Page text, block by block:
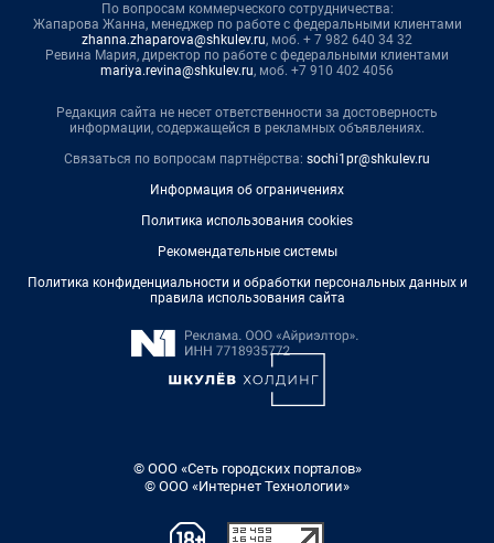
По вопросам коммерческого сотрудничества:
Жапарова Жанна, менеджер по работе с федеральными клиентами
zhanna.zhaparova@shkulev.ru, моб. + 7 982 640 34 32
Ревина Мария, директор по работе с федеральными клиентами
mariya.revina@shkulev.ru, моб. +7 910 402 4056
Редакция сайта не несет ответственности за достоверность
информации, содержащейся в рекламных объявлениях.
Связаться по вопросам партнёрства: sochi1pr@shkulev.ru
Информация об ограничениях
Политика использования cookies
Рекомендательные системы
Политика конфиденциальности и обработки персональных данных и
правила использования сайта
© ООО «Сеть городских порталов»
© ООО «Интернет Технологии»